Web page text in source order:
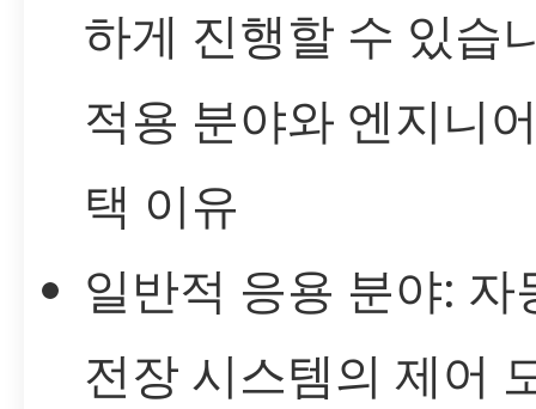
하게 진행할 수 있습
적용 분야와 엔지니
택 이유
일반적 응용 분야: 자
전장 시스템의 제어